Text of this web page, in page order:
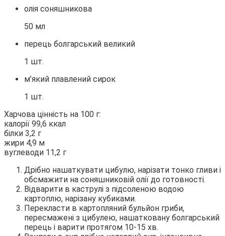
олія соняшникова
50 мл
перець болгарський великий
1 шт.
м’який плавлений сирок
1 шт.
Харчова цінність на 100 г:
калорії 99,6 ккал
білки 3,2 г
жири 4,9 м
вуглеводи 11,2 г
Дрібно нашаткувати цибулю, нарізати тонко гливи і
обсмажити на соняшниковій олії до готовності.
Відварити в каструлі з підсоленою водою
картоплю, нарізану кубиками.
Перекласти в картопляний бульйон гриби,
пересмажені з цибулею, нашатковану болгарський
перець і варити протягом 10-15 хв.